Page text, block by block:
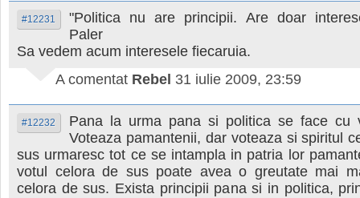
#12231
"Politica nu are principii. Are doar
Paler
Sa vedem acum interesele fiecaruia.
A comentat Rebel 31 iulie 2009, 23:59
#12232
Pana la urma pana si politica se face cu
Voteaza pamantenii, dar voteaza si spiritul
sus urmaresc tot ce se intampla in patria lor
votul celora de sus poate avea o greutate mai
celora de sus. Exista principii pana si in politica,